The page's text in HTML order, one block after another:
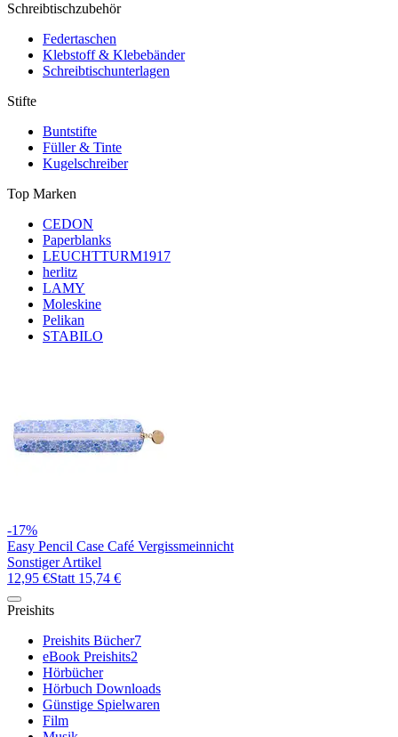
Schreibtischzubehör
Federtaschen
Klebstoff & Klebebänder
Schreibtischunterlagen
Stifte
Buntstifte
Füller & Tinte
Kugelschreiber
Top Marken
CEDON
Paperblanks
LEUCHTTURM1917
herlitz
LAMY
Moleskine
Pelikan
STABILO
-17%
Easy Pencil Case Café Vergissmeinnicht
Sonstiger Artikel
12,95 €Statt 15,74 €
Preishits
Preishits Bücher7
eBook Preishits2
Hörbücher
Hörbuch Downloads
Günstige Spielwaren
Film